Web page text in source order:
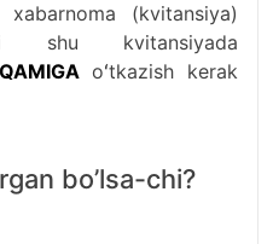
xabarnoma (kvitansiya)
shu kvitansiyada
oʻtkazish kerak
bo’lsa-chi?